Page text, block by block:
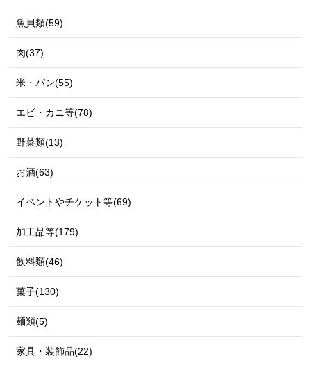
魚貝類(59)
肉(37)
米・パン(55)
エビ・カニ等(78)
野菜類(13)
お酒(63)
イベントやチケット等(69)
加工品等(179)
飲料類(46)
菓子(130)
麺類(5)
家具・装飾品(22)